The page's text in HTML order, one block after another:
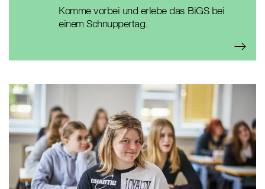
Komme vorbei und erlebe das BiGS bei
einem Schnuppertag.